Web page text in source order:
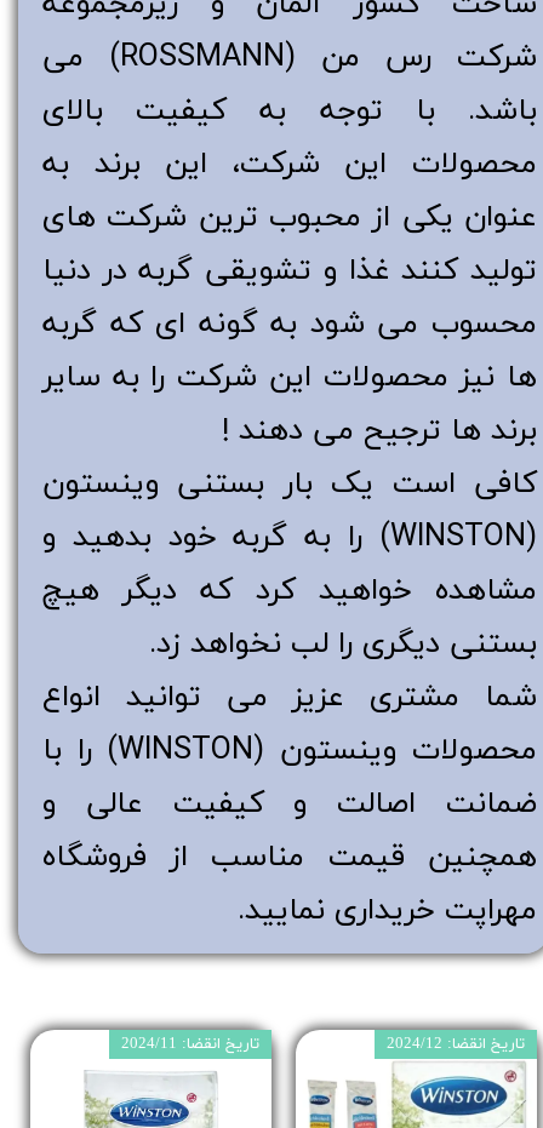
شرکت رس من (ROSSMANN) می
باشد. با توجه به کیفیت بالای
محصولات این شرکت، این برند به
عنوان یکی از محبوب ترین شرکت های
تولید کنند غذا و تشویقی گربه در دنیا
محسوب می شود به گونه ای که گربه
ها نیز محصولات این شرکت را به سایر
برند ها ترجیح می دهند !
کافی است یک بار بستنی وینستون
(WINSTON) را به گربه خود بدهید و
مشاهده خواهید کرد که دیگر هیچ
بستنی دیگری را لب نخواهد زد.
شما مشتری عزیز می توانید انواع
محصولات وینستون (WINSTON) را با
ضمانت اصالت و کیفیت عالی و
همچنین قیمت مناسب از فروشگاه
مهراپت خریداری نمایید.
تاریخ انقضا: 2024/12 تاریخ انقضا: 2024/11